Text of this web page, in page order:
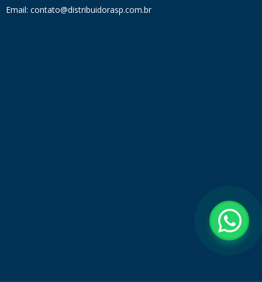
Email: contato@distribuidorasp.com.br